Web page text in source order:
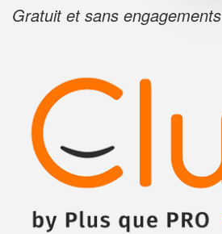
Gratuit et sans engagements